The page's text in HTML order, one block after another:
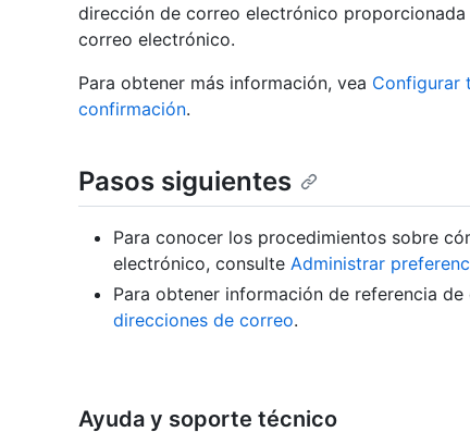
dirección de correo electrónico proporcionada
correo electrónico.
Para obtener más información, vea Configurar
confirmación.
Pasos siguientes
Para conocer los procedimientos sobre
electrónico, consulte Administrar
Para obtener información de referencia
direcciones de correo.
Ayuda y soporte técnico